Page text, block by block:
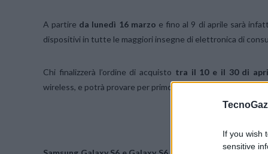
If you wish
sensitive
A partire da lunedì 16 marzo e fino al 9 di aprile sarà
dispositivi in tutte le maggiori insegne di elettronica di
Chi finalizzerà l’ordine di acquisto tra il 10 e il 30 di
wireless, e potrà provare per primo la funzione “ricarica